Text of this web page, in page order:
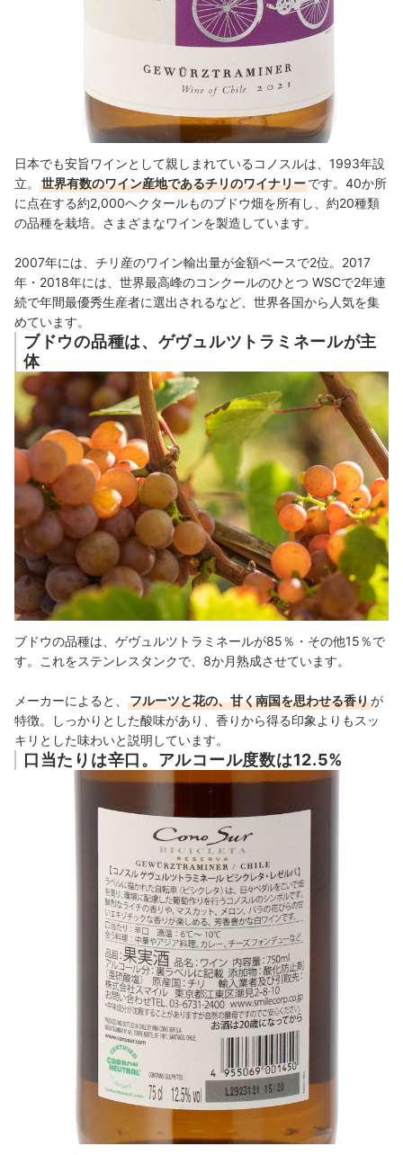
日本でも安旨ワインとして親しまれているコノスルは、1993年設
立。
世界有数のワイン産地であるチリのワイナリーです。40か所
に点在する約2,000ヘクタールものブドウ畑を所有し、約20種類
の品種を栽培。さまざまなワインを製造しています。
2007年には、チリ産のワイン輸出量が金額ベースで2位。2017
年・2018年には、世界最高峰のコンクールのひとつ WSCで2年連
続で年間最優秀生産者に選出されるなど、世界各国から人気を集
めています。
ブドウの品種は、ゲヴュルツトラミネールが主
体
ブドウの品種は、ゲヴュルツトラミネールが85％・その他15％で
す。これをステンレスタンクで、8か月熟成させています。
メーカーによると、 フルーツと花の、甘く南国を思わせる香りが
特徴。しっかりとした酸味があり、香りから得る印象よりもスッ
キリとした味わいと説明しています。
口当たりは辛口。アルコール度数は12.5%